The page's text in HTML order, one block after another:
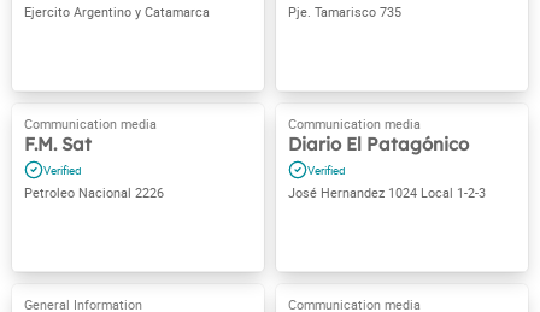
Ejercito Argentino y Catamarca Pje. Tamarisco 735
F.M. Sat
Petroleo Nacional 2226
Diario El Patagónico
José Hernandez 1024 Local 1-2-3